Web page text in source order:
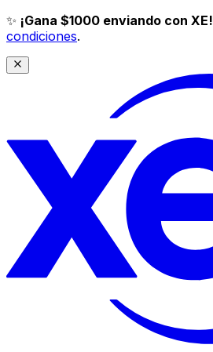
✨ ¡Gana $1000 enviando con XE!
condiciones.